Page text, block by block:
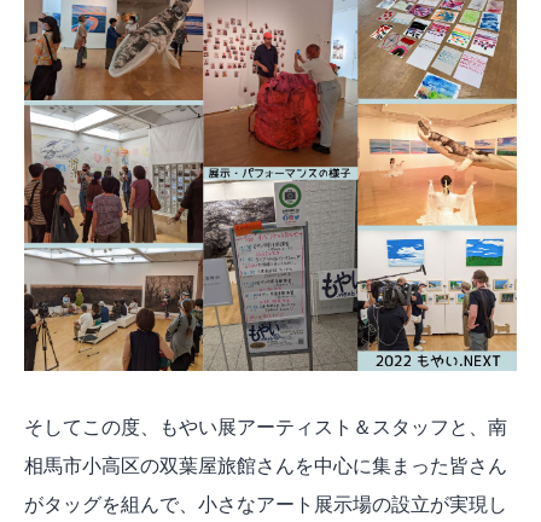
そしてこの度、もやい展アーティスト＆スタッフと、南
相馬市小高区の双葉屋旅館さんを中心に集まった皆さん
がタッグを組んで、小さなアート展示場の設立が実現し